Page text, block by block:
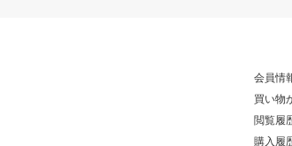
会員情
買い物
閲覧履
購入履